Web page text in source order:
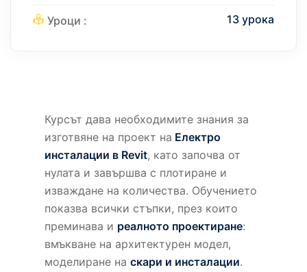
Курсът дава необходимите знания за
изготвяне на проект на Електро
инсталации в Revit, като започва от
нулата и завършва с плотиране и
изваждане на количества. Обучението
показва всички стъпки, през които
преминава и реалното проектиране:
вмъкване на архитектурен модел,
моделиране на скари и инсталации.
Уроци : 13 урока